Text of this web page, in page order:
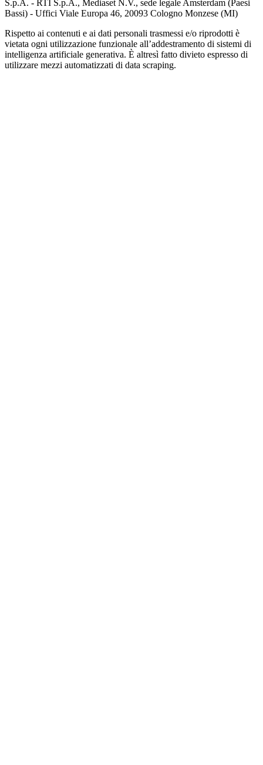
S.p.A. - RTI S.p.A., Mediaset N.V., sede legale Amsterdam (Paesi
Bassi) - Uffici Viale Europa 46, 20093 Cologno Monzese (MI)
Rispetto ai contenuti e ai dati personali trasmessi e/o riprodotti è
vietata ogni utilizzazione funzionale all’addestramento di sistemi di
intelligenza artificiale generativa. È altresì fatto divieto espresso di
utilizzare mezzi automatizzati di data scraping.